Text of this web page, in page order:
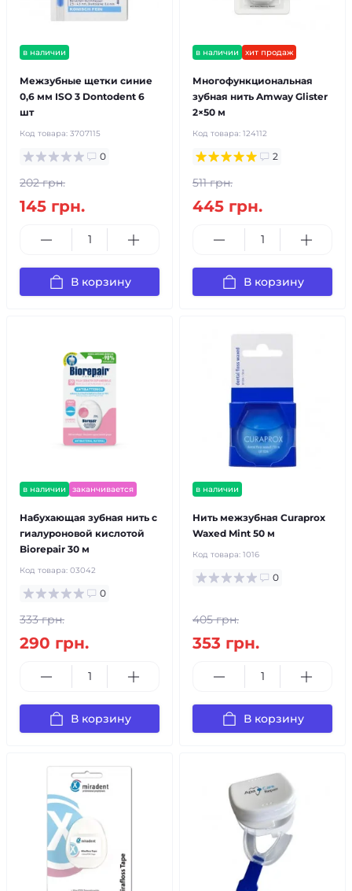
в наличии
Межзубные щетки синие
0,6 мм ISO 3 Dontodent 6
шт
Код товара: 3707115
0
202 грн.
145 грн.
В корзину
в наличии хит продаж
Многофункциональная
зубная нить Amway Glister
2×50 м
Код товара: 124112
2
511 грн.
445 грн.
В корзину
в наличии заканчивается
Набухающая зубная нить с
гиалуроновой кислотой
Biorepair 30 м
Код товара: 03042
0
333 грн.
290 грн.
В корзину
в наличии
Нить межзубная Curaprox
Waxed Mint 50 м
Код товара: 1016
0
405 грн.
353 грн.
В корзину